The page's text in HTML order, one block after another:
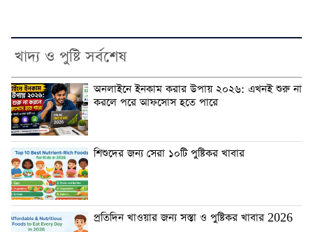
খাদ্য ও পুষ্টি সর্বশেষ
অনলাইনে ইনকাম করার উপায় ২০২৬: এখনই শুরু না
করলে পরে আফসোস হতে পারে
শিশুদের জন্য সেরা ১০টি পুষ্টিকর খাবার
প্রতিদিন খাওয়ার জন্য সস্তা ও পুষ্টিকর খাবার 2026